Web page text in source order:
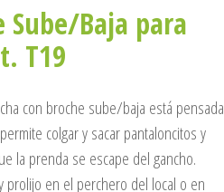
Sube/Baja para
T19
con broche sube/baja está pensada
colgar y sacar pantaloncitos y
la prenda se escape del gancho.
en el perchero del local o en